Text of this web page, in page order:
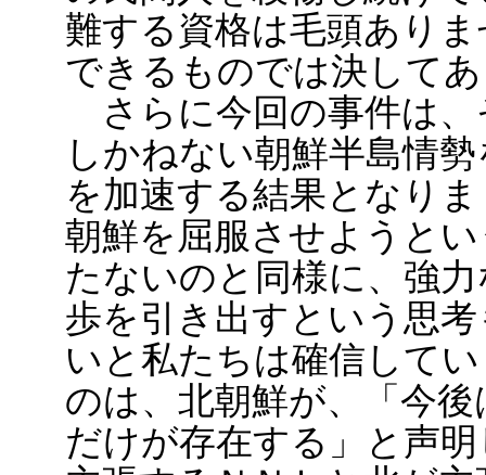
難する資格は毛頭あり
できるものでは決して
さらに今回の事件は、
しかねない朝鮮半島情
を加速する結果となり
朝鮮を屈服させようと
たないのと同様に、強
歩を引き出すという思
いと私たちは確信して
のは、北朝鮮が、「今
だけが存在する」と声